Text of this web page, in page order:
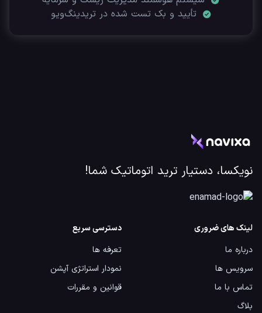
تأیید‌ و بک تست شده در تریدینگ‌ویو
نویکسا، دستیار ترید اتوماتیک شما!
لینک های ضروری
درباره ما
سرویس ها
تماس با ما
بلاگ
دسترسی سریع
تعرفه ها
نمودار استراتژی آپشن
قوانین و مقررات